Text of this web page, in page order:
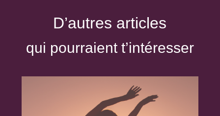
D’autres articles
qui pourraient t’intéresser